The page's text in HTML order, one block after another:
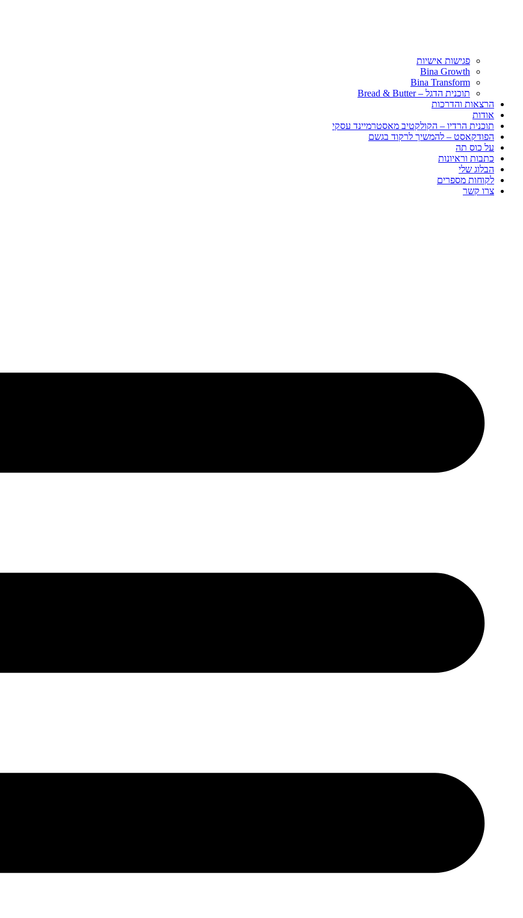
פגישות אישיות
Bina Growth
Bina Transform
תוכנית הדגל – Bread & Butter
הרצאות והדרכות
אודות
תוכנית הרדיו – הקולקטיב מאסטרמיינד עסקי
הפודקאסט – להמשיך לרקוד בגשם
על כוס תה
כתבות וראיונות
הבלוג שלי
לקוחות מספרים
צרו קשר